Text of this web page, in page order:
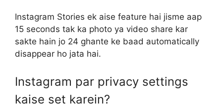
Instagram Stories ek aise feature hai jisme aap
15 seconds tak ka photo ya video share kar
sakte hain jo 24 ghante ke baad automatically
disappear ho jata hai.
Instagram par privacy settings
kaise set karein?